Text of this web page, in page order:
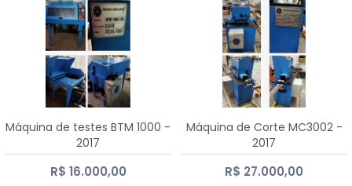
Máquina de testes BTM 1000 -
2017
R$ 16.000,00
Máquina de Corte MC3002 -
2017
R$ 27.000,00